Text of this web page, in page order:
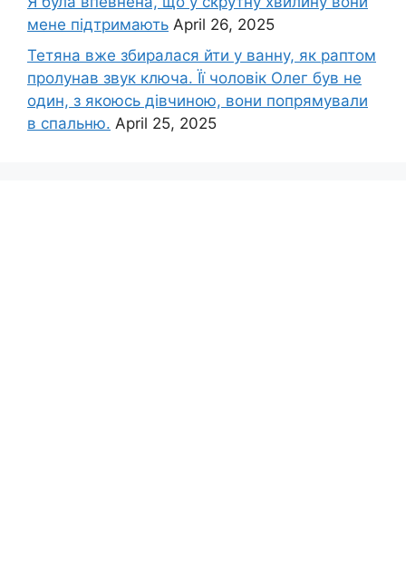
мене підтримають April 26, 2025
Тетяна вже збиралася йти у ванну, як раптом
пролунав звук ключа. Її чоловік Олег був не
один, з якоюсь дівчиною, вони попрямували
в спальню. April 25, 2025